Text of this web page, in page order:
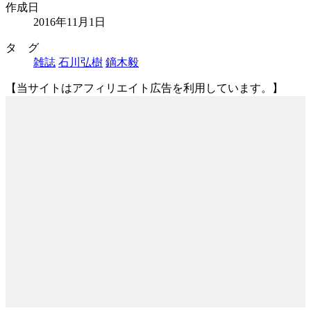
作成日
2016年11月1日
タ グ
雑誌 石川弘樹 鏑木毅
【当サイトはアフィリエイト広告を利用しています。】